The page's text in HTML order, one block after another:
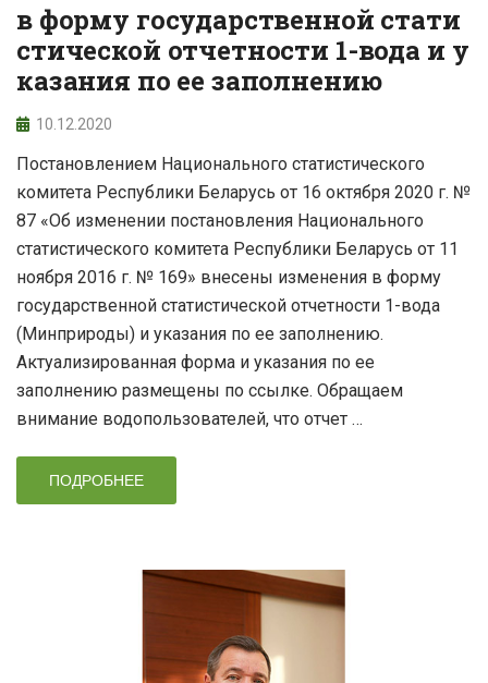
в форму государственной стати
стической отчетности 1-вода и у
казания по ее заполнению
10.12.2020
Постановлением Национального статистического
комитета Республики Беларусь от 16 октября 2020 г. №
87 «Об изменении постановления Национального
статистического комитета Республики Беларусь от 11
ноября 2016 г. № 169» внесены изменения в форму
государственной статистической отчетности 1-вода
(Минприроды) и указания по ее заполнению.
Актуализированная форма и указания по ее
заполнению размещены по ссылке. Обращаем
внимание водопользователей, что отчет …
ПОДРОБНЕЕ